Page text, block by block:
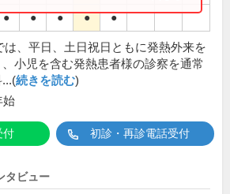
● ● ● ● ●
は、平日、土日祝日ともに発熱外来を
小児を含む発熱患者様の診察を通常
続きを読む)
始
付 初診・再診電話受付
タビュー